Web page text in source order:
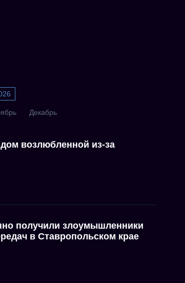
Декабрь
возлюбленной из-за
получили злоумышленники
в Ставропольском крае